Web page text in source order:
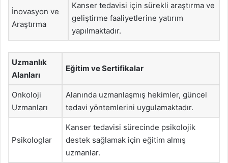
İnovasyon ve
Araştırma
Kanser tedavisi için sürekli araştırma ve
geliştirme faaliyetlerine yatırım
yapılmaktadır.
Uzmanlık
Alanları
Eğitim ve Sertifikalar
Onkoloji
Uzmanları
Alanında uzmanlaşmış hekimler, güncel
tedavi yöntemlerini uygulamaktadır.
Psikologlar
Kanser tedavisi sürecinde psikolojik
destek sağlamak için eğitim almış
uzmanlar.